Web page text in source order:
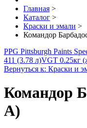
Главная >
Каталог >
Краски и эмали >
Командор
PPG Pittsburgh Paints
411 (3.78 л)VGT 0.25кг
Вернуться к: Краски и
Командор
А)